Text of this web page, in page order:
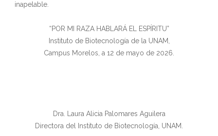
inapelable.
“POR MI RAZA HABLARÁ EL ESPÍRITU”
Instituto de Biotecnología de la UNAM,
Campus Morelos, a 12 de mayo de 2026.
Dra. Laura Alicia Palomares Aguilera
Directora del Instituto de Biotecnología, UNAM.